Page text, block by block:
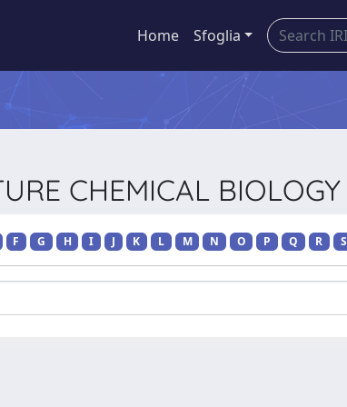
Home Sfoglia
CHEMICAL BIOLOGY
F G H I J K L M N O P Q R S